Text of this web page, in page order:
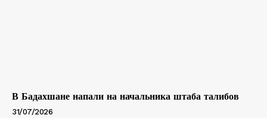
В Бадахшане напали на начальника штаба талибов
31/07/2026